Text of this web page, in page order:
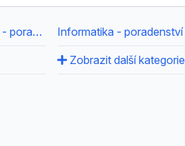
Informační systémy a databáze - poradenství Informatika - poradenství
Zobrazit další kategorie